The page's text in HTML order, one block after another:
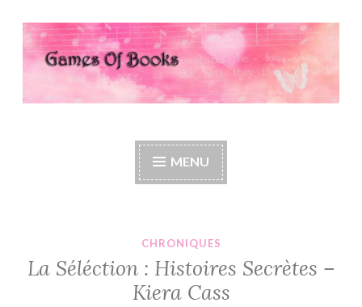
Accéder
au
contenu
Games Of Books
MENU
CHRONIQUES
La Séléction : Histoires Secrètes –
Kiera Cass